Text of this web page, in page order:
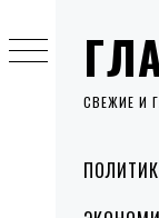
СВЕЖИЕ И
Menu
to
content